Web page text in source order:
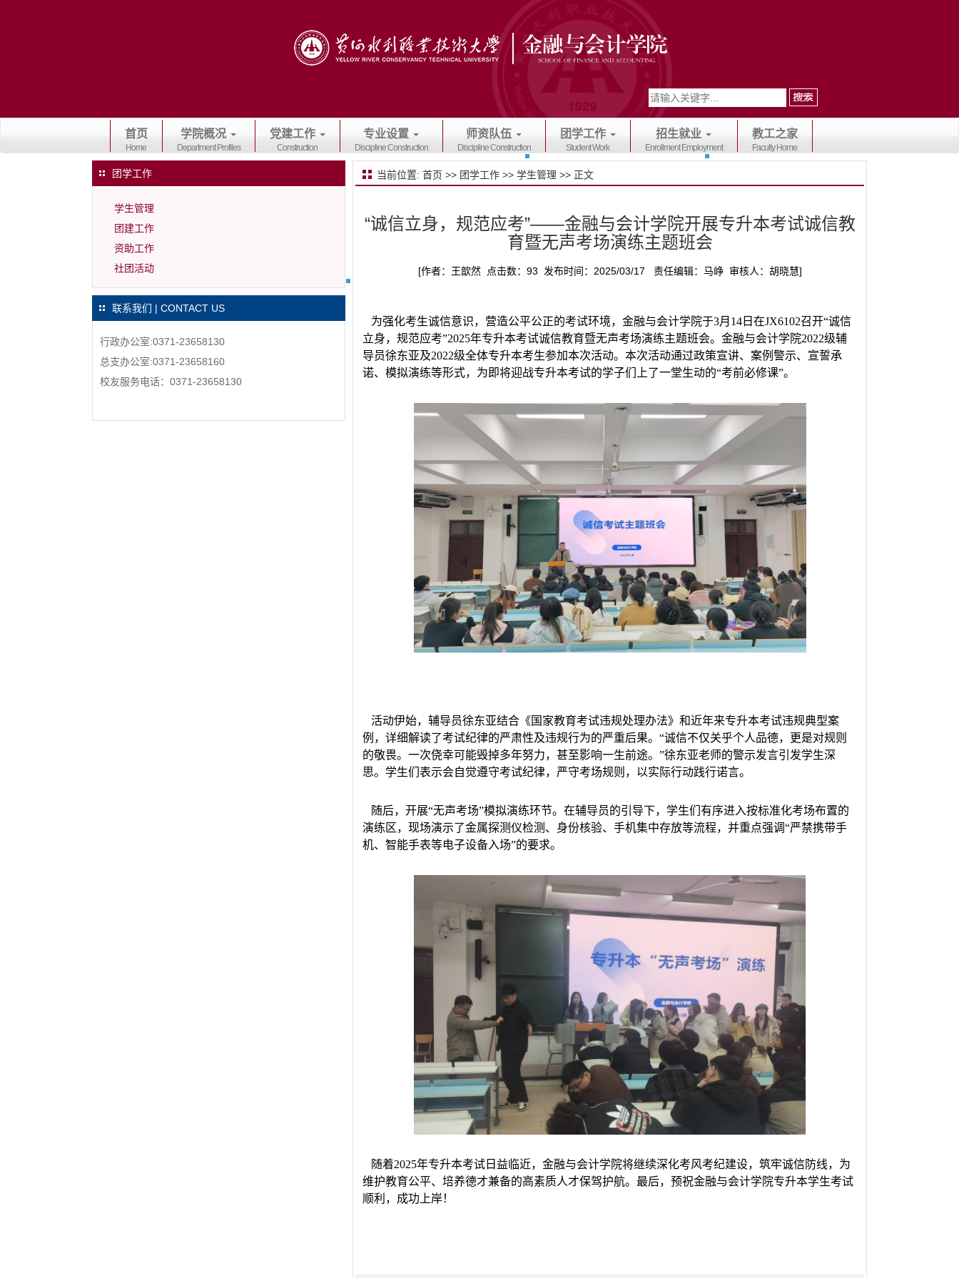
首页
Home
学院概况
Department Profiles
党建工作
Construction
专业设置
Discipline Construction
师资队伍
Discipline Construction
团学工作
Student Work
招生就业
Enrollment Employment
教工之家
Faculty Home
当前位置:首页 >> 团学工作 >>学生管理 >> 正文
“诚信立身，规范应考”——金融与会计学院开展专升本考试诚信教
育暨无声考场演练主题班会
[作者：王歆然 点击数： 93 发布时间：2025/03/17 责任编辑：马峥 审核人：胡晓慧]
为强化考生诚信意识，营造公平公正的考试环境，金融与会计学院于3月 14 日在JX6102召开“诚信
立身，规范应考”2025年专升本考试诚信教育暨无声考场演练主题班会。金融与会计学院2022级辅
导员徐东亚及2022级全体专升本考生参加本次活动。本次活动通过政策宣讲、案例警示、宣誓承
诺、模拟演练等形式，为即将迎战专升本考试的学子们上了一堂生动的“考前必修课”。
活动伊始，辅导员徐东亚结合《国家教育考试违规处理办法》和近年来专升本考试违规典型案
例，详细解读了考试纪律的严肃性及违规行为的严重后果。“诚信不仅关乎个人品德，更是对规则
的敬畏。一次侥幸可能毁掉多年努力，甚至影响一生前途。”徐东亚老师的警示发言引发学生深
思。学生们表示会自觉遵守考试纪律，严守考场规则，以实际行动践行诺言。
随后，开展“无声考场”模拟演练环节。在辅导员的引导下，学生们有序进入按标准化考场布置的
演练区，现场演示了金属探测仪检测、身份核验、手机集中存放等流程，并重点强调“严禁携带手
机、智能手表等电子设备入场”的要求。
随着2025年专升本考试日益临近，金融与会计学院将继续深化考风考纪建设，筑牢诚信防线，为
维护教育公平、培养德才兼备的高素质人才保驾护航。最后，预祝金融与会计学院专升本学生考试
顺利，成功上岸！
团学工作
学生管理
团建工作
资助工作
社团活动
联系我们 | CONTACT US
行政办公室:0371-23658130
总支办公室:0371-23658160
校友服务电话：0371-23658130